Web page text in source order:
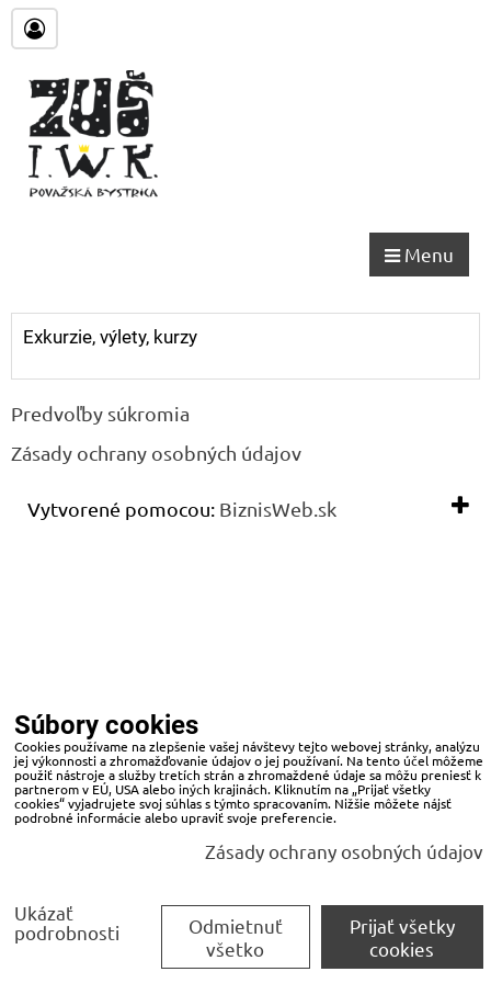
Menu
Exkurzie, výlety, kurzy
Predvoľby súkromia
Zásady ochrany osobných údajov
Vytvorené pomocou: BiznisWeb.sk
Súbory cookies
Cookies používame na zlepšenie vašej návštevy tejto webovej stránky, analýzu
jej výkonnosti a zhromažďovanie údajov o jej používaní. Na tento účel môžeme
použiť nástroje a služby tretích strán a zhromaždené údaje sa môžu preniesť k
partnerom v EÚ, USA alebo iných krajinách. Kliknutím na „Prijať všetky
cookies“ vyjadrujete svoj súhlas s týmto spracovaním. Nižšie môžete nájsť
podrobné informácie alebo upraviť svoje preferencie.
Zásady ochrany osobných údajov
Ukázať
podrobnosti
Prijať všetky
cookies
Odmietnuť
všetko